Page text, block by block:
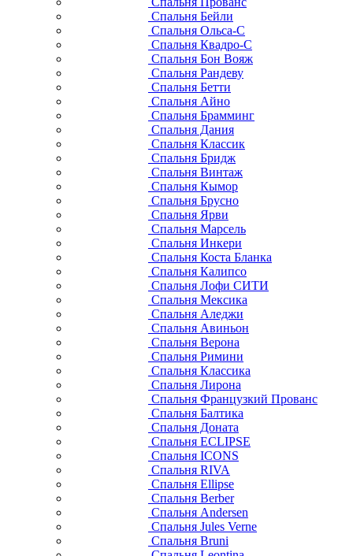
Спальня Бейли
Спальня Ольса-С
Спальня Квадро-С
Спальня Бон Вояж
Спальня Рандеву
Спальня Бетти
Спальня Айно
Спальня Брамминг
Спальня Дания
Спальня Классик
Спальня Бридж
Спальня Винтаж
Спальня Кымор
Спальня Брусно
Спальня Ярви
Спальня Марсель
Спальня Инкери
Спальня Коста Бланка
Спальня Калипсо
Спальня Лофи СИТИ
Спальня Мексика
Спальня Аледжи
Спальня Авиньон
Спальня Верона
Спальня Римини
Спальня Классика
Спальня Лирона
Спальня Французкий Прованс
Спальня Балтика
Спальня Доната
Спальня ECLIPSE
Спальня ICONS
Спальня RIVA
Спальня Ellipse
Спальня Berber
Спальня Andersen
Спальня Jules Verne
Спальня Bruni